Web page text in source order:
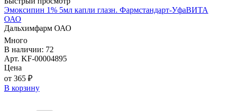
Эмоксипин 1% 5мл капли глазн. Фармстандарт-УфаВИТА
ОАО
Дальхимфарм ОАО
Много
В наличии: 72
Арт. KF-00004895
Цена
от 365 ₽
В корзину